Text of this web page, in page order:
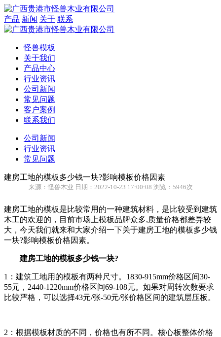
产品 新闻 关于 联系
怪兽模板
关于我们
产品中心
行业资讯
公司新闻
常见问题
客户案例
联系我们
公司新闻
行业资讯
常见问题
建房工地的模板多少钱一块?影响模板价格因素
来源：怪兽木业 日期：2022-10-23 17:00:08 浏览：5946次
建房工地的模板是比较常用的一种建筑材料，是比较受到建筑
木工的欢迎的，目前市场上模板品牌众多,质量价格都差异较
大，今天我们就来和大家介绍一下关于建房工地的模板多少钱
一块?影响模板价格因素。
建房工地的模板多少钱一块?
1：建筑工地用的模板有两种尺寸。1830-915mm价格区间30-
55元，2440-1220mm价格区间69-108元。如果对周转次数要求
比较严格，可以选择43元/张-50元/张价格区间的建筑层压板。
2：根据模板材质的不同，价格也有所不同。核心板整体价格